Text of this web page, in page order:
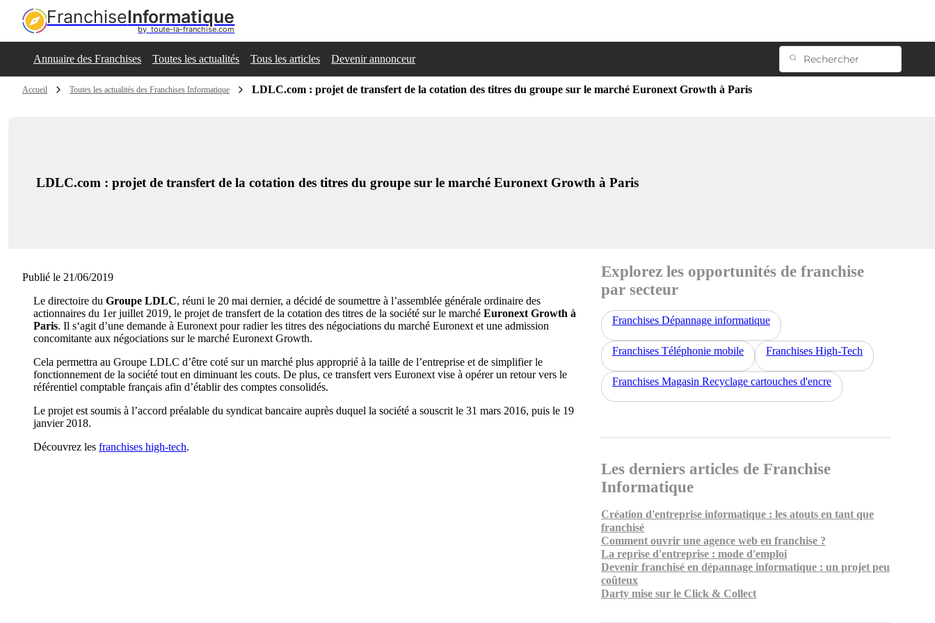
FranchiseInformatique
by  toute-la-franchise.com
Annuaire des Franchises Toutes les actualités Tous les articles Devenir annonceur
Accueil Toutes les actualités des Franchises Informatique LDLC.com : projet de transfert de la cotation des titres du groupe sur le marché Euronext Growth à Paris
LDLC.com : projet de transfert de la cotation des titres du groupe sur le marché Euronext Growth à Paris
Publié le 21/06/2019
Le directoire du Groupe LDLC, réuni le 20 mai dernier, a décidé de soumettre à l’assemblée générale ordinaire des
actionnaires du 1er juillet 2019, le projet de transfert de la cotation des titres de la société sur le marché Euronext Growth à
Paris. Il s‘agit d’une demande à Euronext pour radier les titres des négociations du marché Euronext et une admission
concomitante aux négociations sur le marché Euronext Growth.
Cela permettra au Groupe LDLC d’être coté sur un marché plus approprié à la taille de l’entreprise et de simplifier le
fonctionnement de la société tout en diminuant les couts. De plus, ce transfert vers Euronext vise à opérer un retour vers le
référentiel comptable français afin d’établir des comptes consolidés.
Le projet est soumis à l’accord préalable du syndicat bancaire auprès duquel la société a souscrit le 31 mars 2016, puis le 19
janvier 2018.
Découvrez les franchises high-tech.
Explorez les opportunités de franchise
par secteur
Franchises Dépannage informatique
Franchises Téléphonie mobile Franchises High-Tech
Franchises Magasin Recyclage cartouches d'encre
Les derniers articles de Franchise
Informatique
Création d'entreprise informatique : les atouts en tant que
franchisé
Comment ouvrir une agence web en franchise ?
La reprise d'entreprise : mode d'emploi
Devenir franchisé en dépannage informatique : un projet peu
coûteux
Darty mise sur le Click & Collect